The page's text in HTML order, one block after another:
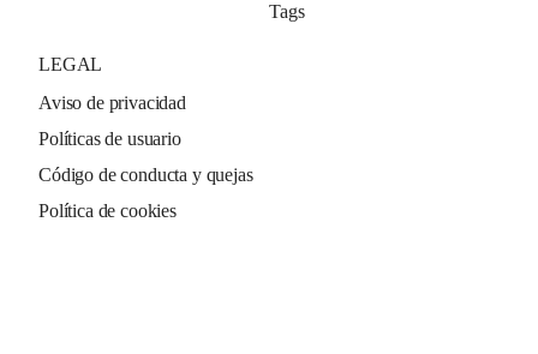
Tags
LEGAL
Aviso de privacidad
Políticas de usuario
Código de conducta y quejas
Política de cookies